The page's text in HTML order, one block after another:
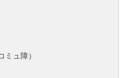
ュ障）